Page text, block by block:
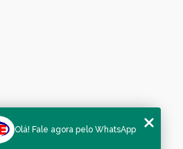
Olá! Fale agora pelo WhatsApp